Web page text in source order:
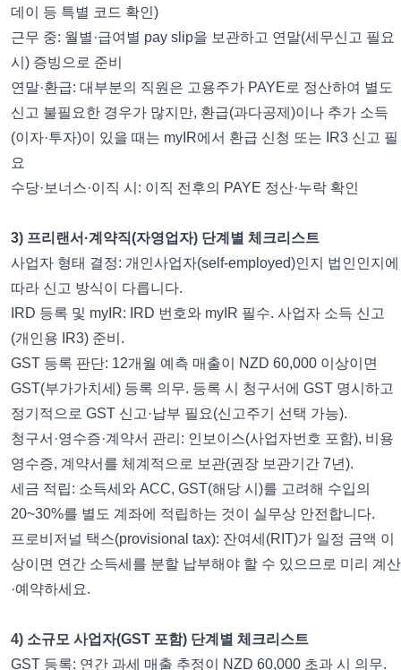
데이 등 특별 코드 확인)
근무 중: 월별·급여별 pay slip을 보관하고 연말(세무신고 필요
시) 증빙으로 준비
연말·환급: 대부분의 직원은 고용주가 PAYE로 정산하여 별도
신고 불필요한 경우가 많지만, 환급(과다공제)이나 추가 소득
(이자·투자)이 있을 때는 myIR에서 환급 신청 또는 IR3 신고 필
요
수당·보너스·이직 시: 이직 전후의 PAYE 정산·누락 확인
3) 프리랜서·계약직(자영업자) 단계별 체크리스트
사업자 형태 결정: 개인사업자(self-employed)인지 법인인지에
따라 신고 방식이 다릅니다.
IRD 등록 및 myIR: IRD 번호와 myIR 필수. 사업자 소득 신고
(개인용 IR3) 준비.
GST 등록 판단: 12개월 예측 매출이 NZD 60,000 이상이면
GST(부가가치세) 등록 의무. 등록 시 청구서에 GST 명시하고
정기적으로 GST 신고·납부 필요(신고주기 선택 가능).
청구서·영수증·계약서 관리: 인보이스(사업자번호 포함), 비용
영수증, 계약서를 체계적으로 보관(권장 보관기간 7년).
세금 적립: 소득세와 ACC, GST(해당 시)를 고려해 수입의
20~30%를 별도 계좌에 적립하는 것이 실무상 안전합니다.
프로비저널 택스(provisional tax): 잔여세(RIT)가 일정 금액 이
상이면 연간 소득세를 분할 납부해야 할 수 있으므로 미리 계산
·예약하세요.
4) 소규모 사업자(GST 포함) 단계별 체크리스트
GST 등록: 연간 과세 매출 추정이 NZD 60,000 초과 시 의무.